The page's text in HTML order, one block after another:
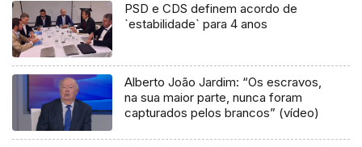
PSD e CDS definem acordo de
`estabilidade` para 4 anos
Alberto João Jardim: “Os escravos,
na sua maior parte, nunca foram
capturados pelos brancos” (vídeo)